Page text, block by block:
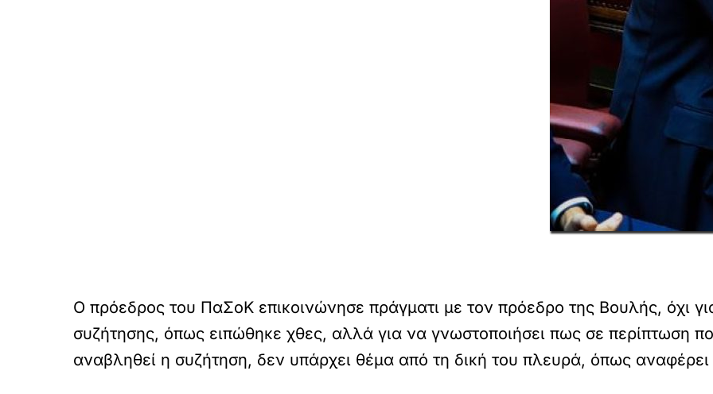
Ο πρόεδρος του ΠαΣοΚ επικοινώνησε πράγματι με τον πρόεδρο της Βουλής, όχι
συζήτησης, όπως ειπώθηκε χθες, αλλά για να γνωστοποιήσει πως σε περίπτωση
αναβληθεί η συζήτηση, δεν υπάρχει θέμα από τη δική του πλευρά, όπως